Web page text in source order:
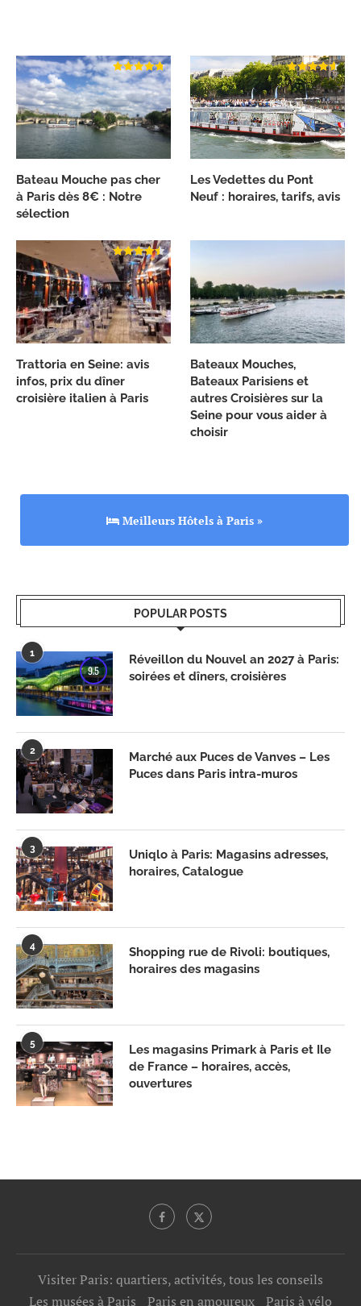
Bateau Mouche pas cher
à Paris dès 8€ : Notre
sélection
Les Vedettes du Pont
Neuf : horaires, tarifs, avis
Trattoria en Seine: avis
infos, prix du dîner
croisière italien à Paris
Bateaux Mouches,
Bateaux Parisiens et
autres Croisières sur la
Seine pour vous aider à
choisir
Meilleurs Hôtels à Paris »
POPULAR POSTS
1
9.5
Réveillon du Nouvel an 2027 à Paris:
soirées et dîners, croisières
2
Marché aux Puces de Vanves – Les
Puces dans Paris intra-muros
3
Uniqlo à Paris: Magasins adresses,
horaires, Catalogue
4
Shopping rue de Rivoli: boutiques,
horaires des magasins
5
Les magasins Primark à Paris et Ile
de France – horaires, accès,
ouvertures
Visiter Paris: quartiers, activités, tous les conseils
Les musées à Paris
Paris en amoureux Paris à vélo